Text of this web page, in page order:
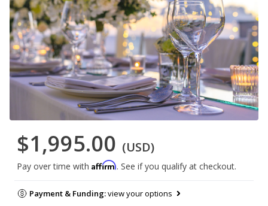
$1,995.00 (USD)
Pay over time with Affirm. See if you qualify at checkout.
Payment & Funding:view your options